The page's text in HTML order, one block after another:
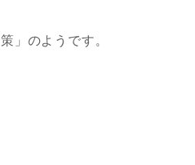
」のようです。